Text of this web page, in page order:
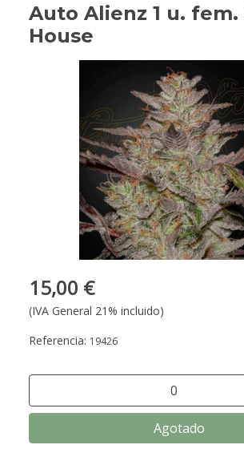
Auto Alienz 1 u. fem.
House
15,00 €
(IVA General 21% incluido)
Referencia: 19426
Agotado